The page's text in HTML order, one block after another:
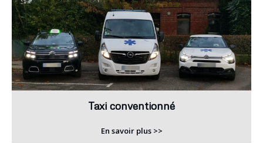
Taxi conventionné
En savoir plus >>